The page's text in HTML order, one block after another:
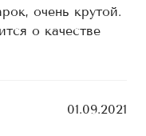
очень крутой.
о качестве
01.09.2021